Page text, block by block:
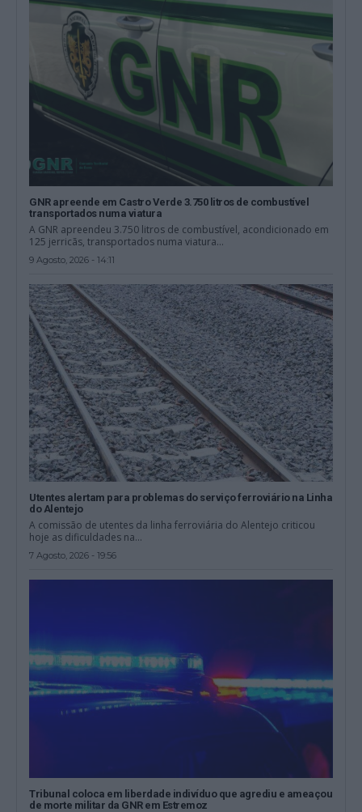
GNR apreende em Castro Verde 3.750 litros de combustível
transportados numa viatura
A GNR apreendeu 3.750 litros de combustível, acondicionado em
125 jerricãs, transportados numa viatura...
9 Agosto, 2026 - 14:11
Utentes alertam para problemas do serviço ferroviário na Linha
do Alentejo
A comissão de utentes da linha ferroviária do Alentejo criticou
hoje as dificuldades na...
7 Agosto, 2026 - 19:56
Tribunal coloca em liberdade indivíduo que agrediu e ameaçou
de morte militar da GNR em Estremoz